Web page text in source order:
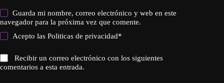
Guarda mi nombre, correo electrónico y web en este
navegador para la próxima vez que comente.
Acepto lasPoliticas de privacidad*
Recibir un correo electrónico con los siguientes
comentarios a esta entrada.